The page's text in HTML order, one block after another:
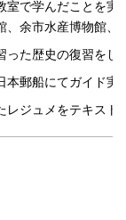
室で学んだことを
、余市水産博物館
った歴史の復習を
本郵船にてガイド
レジュメをテキス